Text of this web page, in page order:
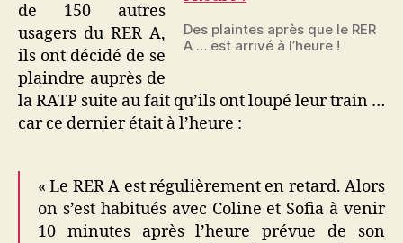
l’heure
Des plaintes après que le RER
A … est arrivé à l’heure !
de 150 autres
usagers du RER A,
ils ont décidé de se
plaindre auprès de
la RATP suite au fait qu’ils ont loupé leur train …
car ce dernier était à l’heure :
« Le RER A est régulièrement en retard. Alors
on s’est habitués avec Coline et Sofia à venir
10 minutes après l’heure prévue de son